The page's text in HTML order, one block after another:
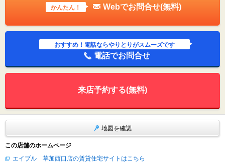
かんたん！ Webでお問合せ(無料)
おすすめ！電話ならやりとりがスムーズです
電話でお問合せ
来店予約する(無料)
地図を確認
この店舗のホームページ
エイブル 草加西口店の賃貸住宅サイトはこちら